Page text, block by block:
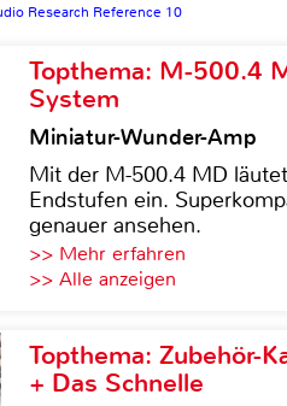
Research Reference 10
Topthema: M-500.4
System
Miniatur-Wunder-Amp
Mit der M-500.4 MD
Endstufen ein.
genauer ansehen.
>> Mehr erfahren
>> Alle anzeigen
Topthema: Zubehör-
+ Das Schnelle